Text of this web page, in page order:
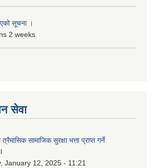
सूचना ।
2 weeks
सेवा
सामाजिक सुरक्षा भत्ता प्राप्त गर्ने
January 12, 2025 - 11:21